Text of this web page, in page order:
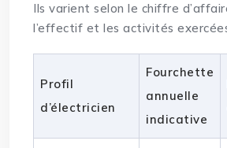
Ils varient selon le chiffre
l’effectif et les activités
Profil
d’électricien
Fourchette
annuelle
indicative